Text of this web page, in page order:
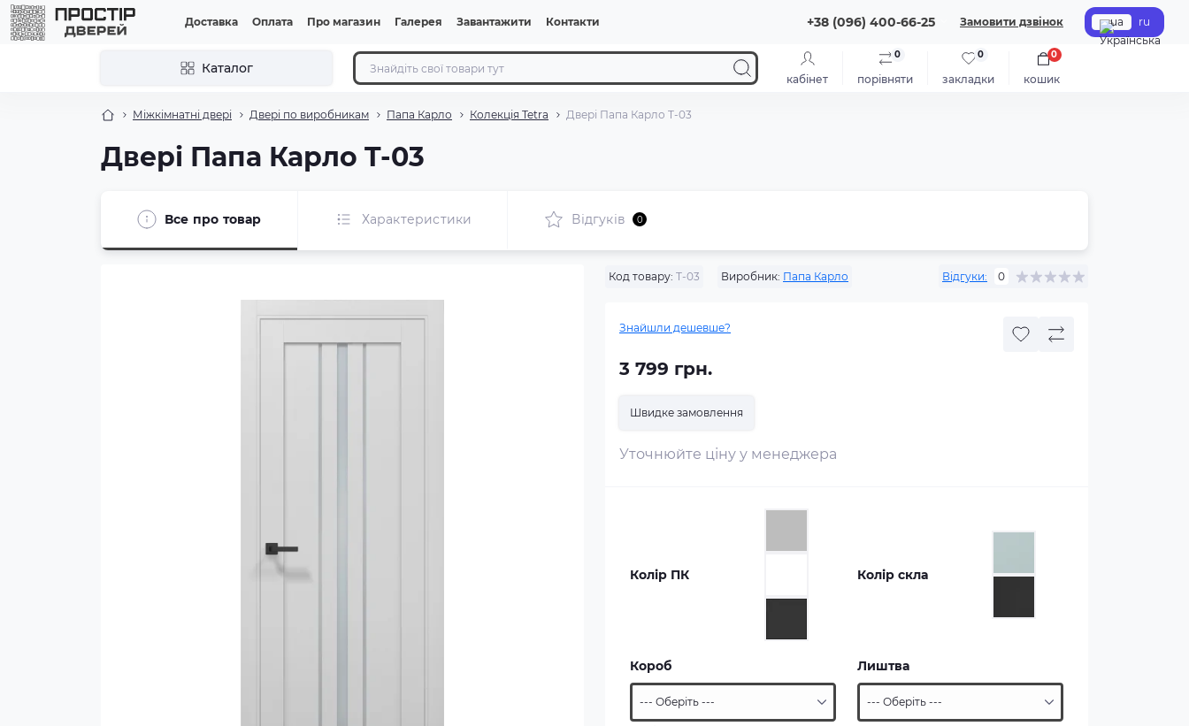
Доставка Оплата Про магазин Галерея Завантажити Контакти +38 (096) 400-66-25 Замовити дзвінок ua ru
Каталог
кабінет порівняти
0
закладки
0
кошик
0
Міжкімнатні двері Двері по виробникам Папа Карло Колекція Tetra Двері Папа Карло T-03
Двері Папа Карло T-03
Все про товар Характеристики Відгуків 0
Код товару: T-03 Виробник: Папа Карло Відгуки: 0
Знайшли дешевше?
3 799 грн.
Швидке замовлення
Уточнюйте ціну у менеджера
Колір ПК Колір скла
Короб Лиштва